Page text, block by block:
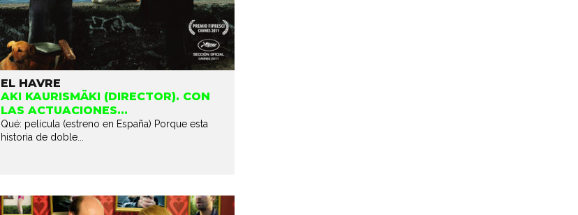
EL HAVRE
AKI KAURISMÄKI (DIRECTOR). CON
LAS ACTUACIONES...
Qué: película (estreno en España) Porque esta
historia de doble...